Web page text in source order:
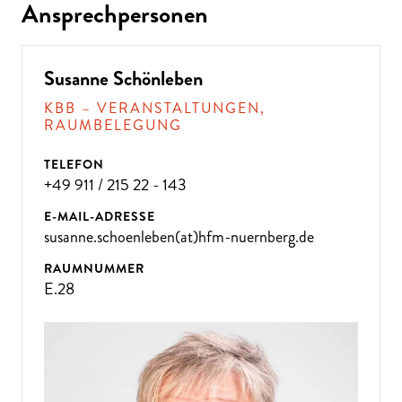
ÜBE
R 300
VE
R
A
NST
ALT
U
N
GE
N P
R
O
J
A
H
Ansprechpersonen
Susanne Schönleben
KBB – VERANSTALTUNGEN,
RAUMBELEGUNG
TELEFON
+49 911 / 215 22 - 143
E-MAIL-ADRESSE
susanne.schoenleben(at)hfm-nuernberg.de
RAUMNUMMER
E.28